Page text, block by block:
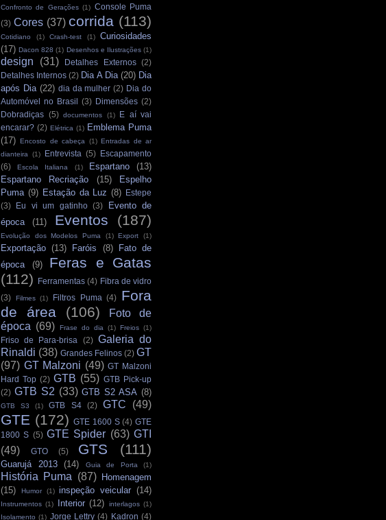
Confronto de Gerações (1) Console Puma
(3) Cores (37) corrida (113)
Cotidiano (1) Crash-test (1)
Curiosidades
(17) Dacon 828 (1) Desenhos e Ilustrações (1)
design (31) Detalhes Externos (2)
Detalhes Internos (2) Dia A Dia (20) Dia
após Dia (22) dia da mulher (2) Dia do
Automóvel no Brasil
(3) Dimensões (2)
Dobradiças (5) documentos (1)
E aí vai
encarar? (2) Elétrica (1) Emblema Puma
(17) Encosto de cabeça (1) Entradas de ar
dianteira (1) Entrevista (5)
Escapamento
(6)
Escola Italiana (1) Espartano
(13)
Espartano Recriação
(15)
Espelho
Puma (9) Estação da Luz (8)
Estepe
(3)
Eu vi um gatinho (3)
Evento de
época
(11) Eventos (187)
Evolução dos Modelos Puma (1) Export (1)
Exportação (13) Faróis (8)
Fato de
época
(9)
Feras e Gatas
(112)
Ferramentas (4) Fibra de vidro
(3)
Filmes (1) Filtros Puma (4)
Fora
de área
(106)
Foto de
época (69) Frase do dia (1) Freios (1)
Friso de Para-brisa (2) Galeria do
Rinaldi (38) Grandes Felinos (2) GT
(97) GT Malzoni (49) GT Malzoni
Hard Top (2) GTB (55) GTB Pick-up
(2) GTB S2 (33) GTB S2 ASA (8)
GTB S3 (1) GTB S4 (2) GTC (49)
GTE (172) GTE 1600 S (4) GTE
1800 S (5) GTE Spider (63) GTI
(49)
GTO (5) GTS (111)
Guarujá 2013 (14) Guia de Porta (1)
História Puma (87)
Homenagem
(15)
Humor (1) inspeção veicular (14)
Instrumentos (1) Interior (12) interlagos (1)
Isolamento (1) Jorge Lettry (4) Kadron (4)